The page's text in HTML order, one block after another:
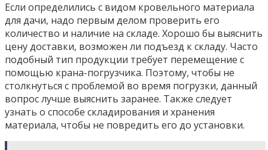
Если определились с видом кровельного материала
для дачи, надо первым делом проверить его
количество и наличие на складе. Хорошо бы выяснить
цену доставки, возможен ли подъезд к складу. Часто
подобный тип продукции требует перемещение с
помощью крана-погрузчика. Поэтому, чтобы не
столкнуться с проблемой во время погрузки, данный
вопрос лучше выяснить заранее. Также следует
узнать о способе складирования и хранения
материала, чтобы не повредить его до установки.